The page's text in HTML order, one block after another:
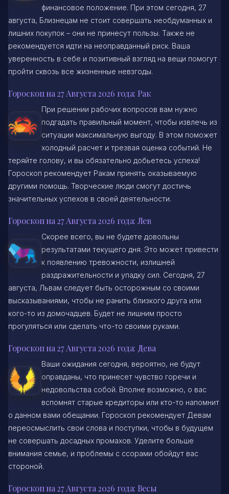
финансовое положение. При этом сегодня, 27
августа, Близнецам не стоит совершать необдуманных и
лишних покупок – они не принесут пользы. Также не
рекомендуется идти на неоправданный риск. Ваша
уверенность в себе и позитивный взгляд на вещи помогут
пройти сквозь все жизненные невзгоды.
Гороскоп на 27 Августа 2026 года: Рак
При решении рабочих вопросов вам нужно
подгадать правильный момент, чтобы извлечь из
ситуации максимальную выгоду. В этом поможет
холодный расчет и трезвая оценка событий. Не
теряйте голову, и вы обязательно добьетесь успеха!
Гороскоп рекомендует Ракам принять оказываемую
другими помощь. Творческие люди смогут достичь
значительных успехов в своей деятельности.
Гороскоп на 27 Августа 2026 года: Лев
Скорее всего, вы не будете довольны
результатами текущего дня. Это может привести
к появлению тревожности, излишней
раздражительности и упадку сил. Сегодня, 27
августа, Львам следует быть осторожным со своими
высказываниями, чтобы не ранить близкого друга или
кого-то из домочадцев. Будет не лишним просто
прогуляться или сделать что-то своими руками.
Гороскоп на 27 Августа 2026 года: Дева
Ваши ожидания сегодня, вероятно, не будут
оправданы, что принесет чувство горечи и
недовольства собой. Вполне возможно, о вас
вспомнят старые кредиторы или кто-то напомнит
о данном вами обещании. Гороскоп рекомендует Девам
переосмыслить свои слова и поступки, чтобы в будущем
не совершать досадных промахов. Уделите больше
внимания семье, и проблемы с ссорами обойдут вас
стороной.
Гороскоп на 27 Августа 2026 года: Весы